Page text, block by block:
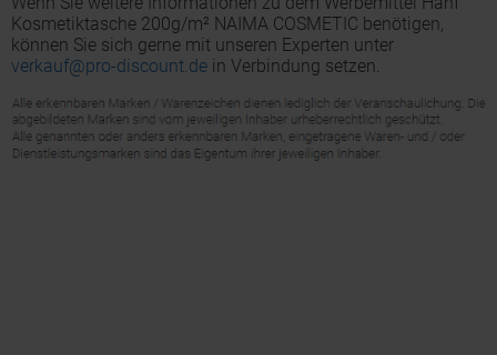
Kosmetiktasche 200g/m² NAIMA COSMETIC benötigen,
können Sie sich gerne mit unseren Experten unter
verkauf@pro-discount.de in Verbindung setzen.